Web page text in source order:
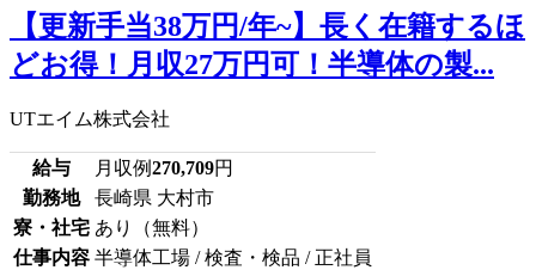
【更新手当38万円/年~】長く在籍するほ
どお得！月収27万円可！半導体の製...
UTエイム株式会社
給与 月収例270,709円
勤務地
長崎県 大村市
寮・社宅 あり（無料）
仕事内容 半導体工場 / 検査・検品 / 正社員